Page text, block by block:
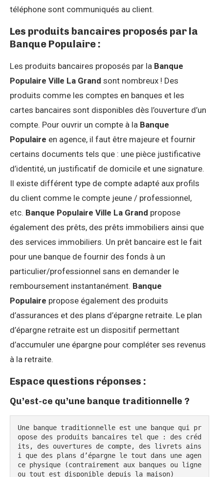
téléphone sont communiqués au client.
Les produits bancaires proposés par la
Banque Populaire :
Les produits bancaires proposés par la Banque
Populaire Ville La Grand sont nombreux ! Des
produits comme les comptes en banques et les
cartes bancaires sont disponibles dès l’ouverture d’un
compte. Pour ouvrir un compte à la Banque
Populaire en agence, il faut être majeure et fournir
certains documents tels que : une pièce justificative
d’identité, un justificatif de domicile et une signature.
Il existe différent type de compte adapté aux profils
du client comme le compte jeune / professionnel,
etc. Banque Populaire Ville La Grand propose
également des prêts, des prêts immobiliers ainsi que
des services immobiliers. Un prêt bancaire est le fait
pour une banque de fournir des fonds à un
particulier/professionnel sans en demander le
remboursement instantanément. Banque
Populaire propose également des produits
d’assurances et des plans d’épargne retraite. Le plan
d’épargne retraite est un dispositif permettant
d’accumuler une épargne pour compléter ses revenus
à la retraite.
Espace questions réponses :
Qu’est-ce qu’une banque traditionnelle ?
Une banque traditionnelle est une banque qui pr
opose des produits bancaires tel que : des créd
its, des ouvertures de compte, des livrets ains
i que des plans d’épargne le tout dans une agen
ce physique (contrairement aux banques ou ligne
ou tout est disponible depuis la maison)